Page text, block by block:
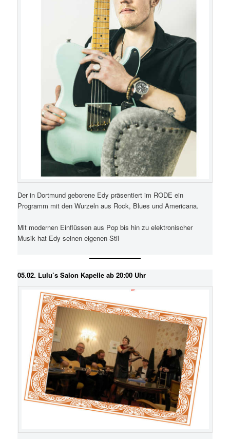
Der in Dortmund geborene Edy präsentiert im RODE ein
Programm mit den Wurzeln aus Rock, Blues und Americana.
Mit modernen Einflüssen aus Pop bis hin zu elektronischer
Musik hat Edy seinen eigenen Stil
05.02. Lulu’s Salon Kapelle ab 20:00 Uhr